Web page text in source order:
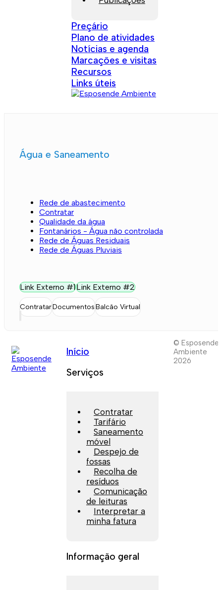
Preçário
Plano de atividades
Notícias e agenda
Marcações e visitas
Recursos
Links úteis
Água e Saneamento
Rede de abastecimento
Contratar
Qualidade da água
Fontanários - Água não controlada
Rede de Águas Residuais
Rede de Águas Pluviais
Link Externo #1Link Externo #2
ContratarDocumentosBalcão Virtual
Início
Serviços
Contratar
Tarifário
Saneamento
móvel
Despejo de
fossas
Recolha de
resíduos
Comunicação
de leituras
Interpretar a
minha fatura
Informação geral
© Esposende
Ambiente
2026